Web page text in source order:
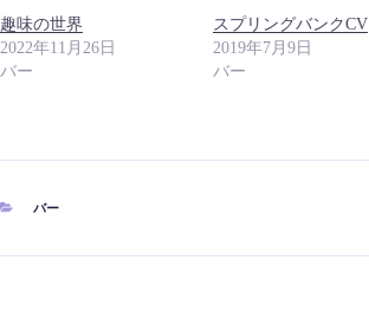
趣味の世界
2022年11月26日
バー
スプリングバンクCV
2019年7月9日
バー
カ
バー